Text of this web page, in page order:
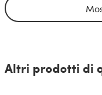
Altri prodotti di